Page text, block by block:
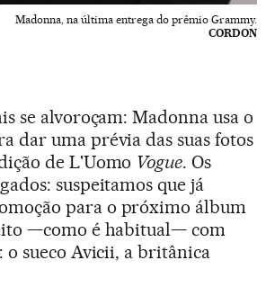
Madonna, na última entrega do prêmio Grammy.
CORDON
se alvoroçam: Madonna usa o
dar uma prévia das suas fotos
de L'Uomo Vogue. Os
suspeitamos que já
para o próximo álbum
—como é habitual— com
o sueco Avicii, a britânica